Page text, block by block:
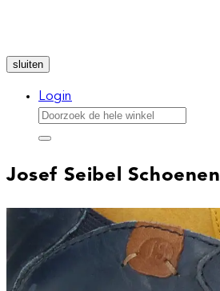
sluiten
Login
Josef Seibel Schoenen